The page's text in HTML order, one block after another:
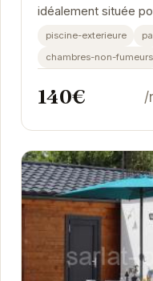
idéalement située
Périgord Noir. Ses
piscine-exterieure
chambres-non-fumeurs
140€ /